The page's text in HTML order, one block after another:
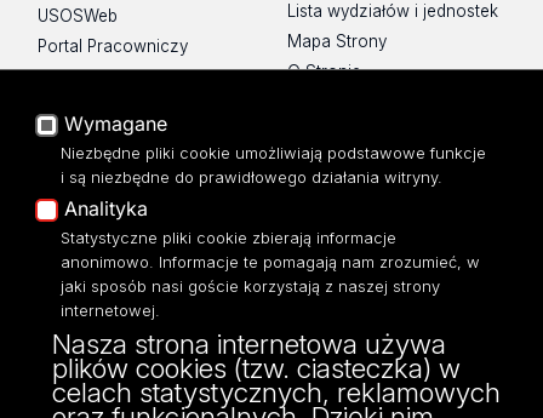
USOSWeb
Portal Pracowniczy
Baza Aktów Własnych
Moodle
Eksperci UŁ
Polityka Prywatności
Dostępność
Lista wydziałów i jednostek
Mapa Strony
O Stronie
ul. Narutowicza 68, 90-136 Łódź
NIP: 724 000 32 43
Adres do doręczeń elektronicznych (ADE):
Wymagane
Niezbędne pliki cookie umożliwiają podstawowe funkcje
i są niezbędne do prawidłowego działania witryny.
Analityka
Statystyczne pliki cookie zbierają informacje
anonimowo. Informacje te pomagają nam zrozumieć, w
jaki sposób nasi goście korzystają z naszej strony
internetowej.
Nasza strona internetowa używa
plików cookies (tzw. ciasteczka) w
celach statystycznych, reklamowych